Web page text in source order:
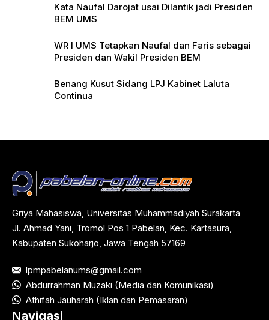
Kata Naufal Darojat usai Dilantik jadi Presiden
BEM UMS
WR I UMS Tetapkan Naufal dan Faris sebagai
Presiden dan Wakil Presiden BEM
Benang Kusut Sidang LPJ Kabinet Laluta
Continua
Griya Mahasiswa, Universitas Muhammadiyah Surakarta
Jl. Ahmad Yani, Tromol Pos 1 Pabelan, Kec. Kartasura,
Kabupaten Sukoharjo, Jawa Tengah 57169
lpmpabelanums@gmail.com
Abdurrahman Muzaki (Media dan Komunikasi)
Athifah Jauharah (Iklan dan Pemasaran)
Navigasi